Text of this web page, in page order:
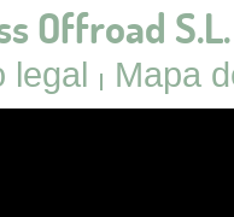
Offroad S.L.
legal Mapa